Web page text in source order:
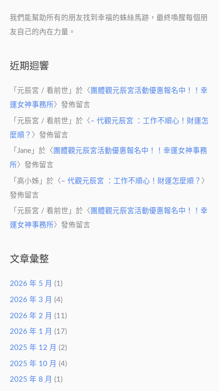
我們能幫助所有的朋友找到幸福的蛛絲馬跡，最終喚醒每個朋
友自己的內在力量。
近期迴響
「 元辰宮 / 看前世 」於〈 團體觀元辰宮活動優惠報名中！！幸
運女神事務所 〉發佈留言
「 元辰宮 / 看前世 」於〈 – 代觀元辰宮 ：工作不順心！財運怎
麼順？ 〉發佈留言
「 Jane 」於〈 團體觀元辰宮活動優惠報名中！！幸運女神事務
所〉發佈留言
「 高小姊 」於〈 – 代觀元辰宮 ：工作不順心！財運怎麼順？ 〉
發佈留言
「 元辰宮 / 看前世 」於〈 團體觀元辰宮活動優惠報名中！！幸
運女神事務所〉發佈留言
文章彙整
2026 年 5 月 (1)
2026 年 3 月 (4)
2026 年 2 月 (11)
2026 年 1 月 (17)
2025 年 12 月 (2)
2025 年 10 月 (4)
2025 年 8 月 (1)